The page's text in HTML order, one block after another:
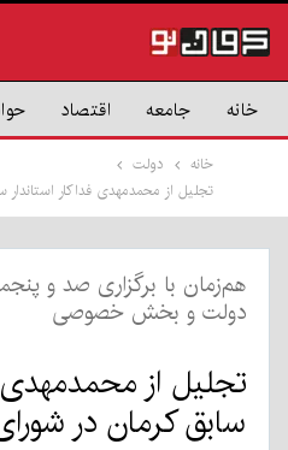
خانه جامعه اقتصاد
خانه
دولت
تجلیل از محمدمهدی فداکار
هم‌زمان با برگزاری صد و
دولت و بخش خصوصی
تجلیل از محمدمهدی
سابق کرمان در